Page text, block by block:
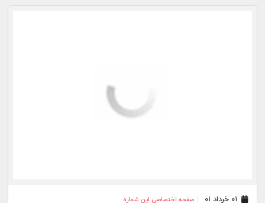
صفحه اختصاصی این شماره